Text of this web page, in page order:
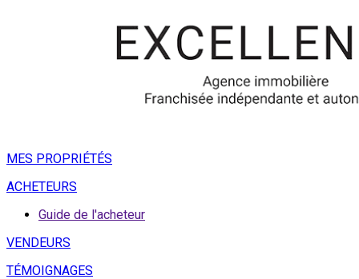
MES PROPRIÉTÉS
ACHETEURS
Guide de l'acheteur
VENDEURS
TÉMOIGNAGES